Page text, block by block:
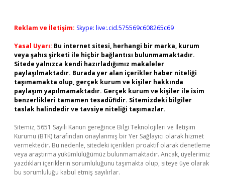
Reklam ve İletişim: Skype: live:.cid.575569c608265c69
Yasal Uyarı: Bu internet sitesi, herhangi bir marka, kurum
veya şahıs şirketi ile hiçbir bağlantısı bulunmamaktadır.
Sitede yalnızca kendi hazırladığımız makaleler
paylaşılmaktadır. Burada yer alan içerikler haber niteliği
taşımamakta olup, gerçek kurum ve kişiler hakkında
paylaşım yapılmamaktadır. Gerçek kurum ve kişiler ile isim
benzerlikleri tamamen tesadüfidir. Sitemizdeki bilgiler
taslak halindedir ve tavsiye niteliği taşımazlar.
Sitemiz, 5651 Sayılı Kanun gereğince Bilgi Teknolojileri ve İletişim
Kurumu (BTK) tarafından onaylanmış bir Yer Sağlayıcı olarak hizmet
vermektedir. Bu nedenle, sitedeki içerikleri proaktif olarak denetleme
veya araştırma yükümlülüğümüz bulunmamaktadır. Ancak, üyelerimiz
yazdıkları içeriklerin sorumluluğunu taşımakta olup, siteye üye olarak
bu sorumluluğu kabul etmiş sayılırlar.